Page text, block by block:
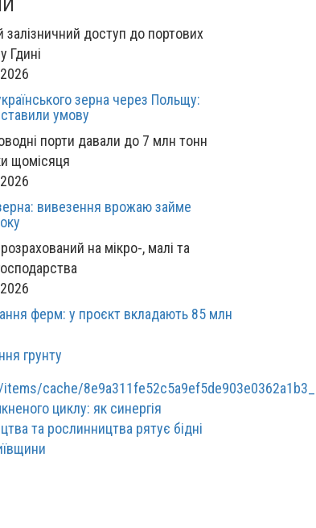
зерна через Польщу:
умову
вивезення врожаю займе
ферм: у проєкт вкладають 85 млн
грунту
циклу: як синергія
та рослинництва рятує бідні